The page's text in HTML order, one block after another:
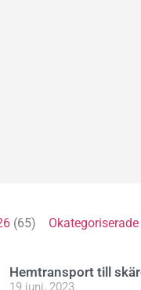
(65) Okategoriserade
Hemtransport till
19 juni, 2023